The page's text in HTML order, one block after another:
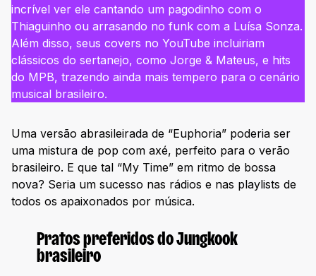
incrível ver ele cantando um pagodinho com o
Thiaguinho ou arrasando no funk com a Luísa Sonza.
Além disso, seus covers no YouTube incluiriam
clássicos do sertanejo, como Jorge & Mateus, e hits
do MPB, trazendo ainda mais tempero para o cenário
musical brasileiro.
Uma versão abrasileirada de “Euphoria” poderia ser
uma mistura de pop com axé, perfeito para o verão
brasileiro. E que tal “My Time” em ritmo de bossa
nova? Seria um sucesso nas rádios e nas playlists de
todos os apaixonados por música.
Pratos preferidos do Jungkook
brasileiro